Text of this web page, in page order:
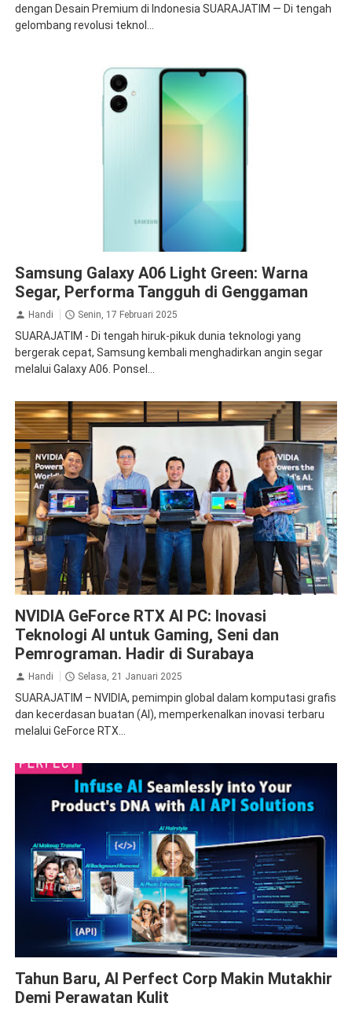
dengan Desain Premium di Indonesia SUARAJATIM — Di tengah
gelombang revolusi teknol...
Samsung Galaxy A06 Light Green: Warna
Segar, Performa Tangguh di Genggaman
Handi Senin, 17 Februari 2025
SUARAJATIM - Di tengah hiruk-pikuk dunia teknologi yang
bergerak cepat, Samsung kembali menghadirkan angin segar
melalui Galaxy A06. Ponsel...
NVIDIA GeForce RTX AI PC: Inovasi
Teknologi AI untuk Gaming, Seni dan
Pemrograman. Hadir di Surabaya
Handi Selasa, 21 Januari 2025
SUARAJATIM – NVIDIA, pemimpin global dalam komputasi grafis
dan kecerdasan buatan (AI), memperkenalkan inovasi terbaru
melalui GeForce RTX...
Tahun Baru, AI Perfect Corp Makin Mutakhir
Demi Perawatan Kulit